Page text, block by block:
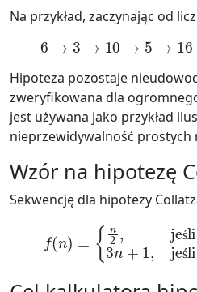
Na przykład, zaczynając od
6→ 3 →10→ → 16
Hipoteza pozostaje
zweryfikowana dla
jest używana jako przykład
nieprzewidywalność prostych
Wzór na hipotezę
Sekwencję dla hipotezy
ś
ś
jeśli jest
jest